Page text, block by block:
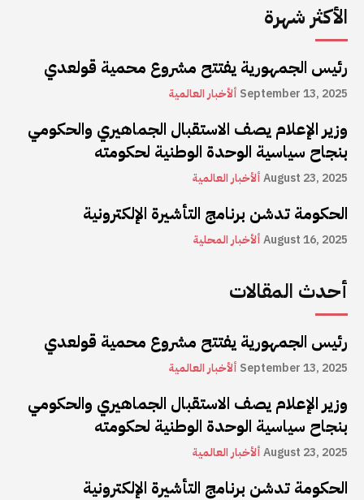
الأكثر شهرة
رئيس الجمهورية يفتتح مشروع محمية قولعدي
ألأخبار العالمية September 13, 2025
وزير الإعلام يصف الاستقبال الجماهيري والحكومي
بنجاح سياسية الوحدة الوطنية لحكومته
ألأخبار العالميةAugust 23, 2025
الحكومة تدشن برنامج التأشيرة الإلكترونية
ألأخبار المحليةAugust 16, 2025
أحدث المقالات
رئيس الجمهورية يفتتح مشروع محمية قولعدي
ألأخبار العالمية September 13, 2025
وزير الإعلام يصف الاستقبال الجماهيري والحكومي
بنجاح سياسية الوحدة الوطنية لحكومته
ألأخبار العالميةAugust 23, 2025
الحكومة تدشن برنامج التأشيرة الإلكترونية